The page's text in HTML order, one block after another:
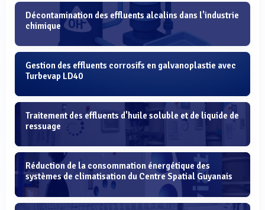
Décontamination des effluents alcalins dans l'industrie
chimique
Gestion des effluents corrosifs en galvanoplastie avec
Turbevap LD40
Traitement des effluents d'huile soluble et de liquide de
ressuage
Réduction de la consommation énergétique des
systèmes de climatisation du Centre Spatial Guyanais